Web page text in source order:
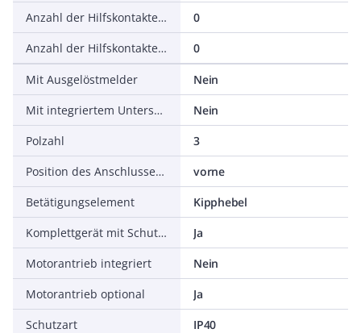
Anzahl der Hilfskontakte als Schließer
0
Anzahl der Hilfskontakte als Wechsler
0
Mit Ausgelöstmelder
Nein
Mit integriertem Unterspannungsauslöser
Nein
Polzahl
3
Position des Anschlusses für Hauptstromkreis
vorne
Betätigungselement
Kipphebel
Komplettgerät mit Schutzeinheit
Ja
Motorantrieb integriert
Nein
Motorantrieb optional
Ja
Schutzart
IP40